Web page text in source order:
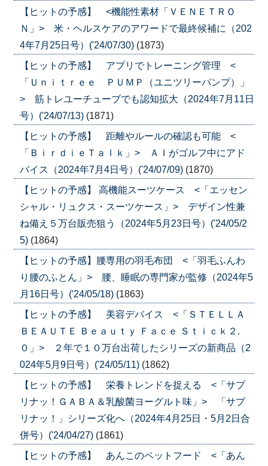
【ヒットの予感】 <機能性素材「ＶＥＮＥＴＲＯ
Ｎ」> 米・ヘルスケアのアワードで最終候補に（202
4年7月25日号）('24/07/30) (1873)
【ヒットの予感】 アプリでトレーニング管理 <
「Ｕｎｉｔｒｅｅ ＰＵＭＰ（ユニツリーパンプ）」
> 筋トレユーチューブでも認知拡大（2024年7月11日
号）('24/07/13) (1871)
【ヒットの予感】 距離やルールの確認も可能 <
「ＢｉｒｄｉｅＴａｌｋ」> ＡＩがゴルフ中にアド
バイス（2024年7月4日号）('24/07/09) (1870)
【ヒットの予感】 高機能スーツケース <「エッセン
シャル・リュクス・スーツケース」> デザイン性兼
ね備え５万台販売狙う（2024年5月23日号）('24/05/2
5) (1864)
【ヒットの予感】腰専用の羽毛布団 <「羽毛ふんわ
り腰のふとん」> 腰、睡眠の専門家が監修（2024年5
月16日号）('24/05/18) (1863)
【ヒットの予感】 美容デバイス <「ＳＴＥＬＬＡ
ＢＥＡＵＴＥ Ｂｅａｕｔｙ Ｆａｃｅ Ｓｔｉｃｋ２.
０」> ２年で１０万台出荷したシリーズの新商品（2
024年5月9日号）('24/05/11) (1862)
【ヒットの予感】 栄養トレンドを捉える <「サプ
リナッ！ＧＡＢＡ＆乳酸菌ヨーグルト味」> 「サプ
リナッ！」シリーズ化へ（2024年4月25日・5月2日合
併号）('24/04/27) (1861)
【ヒットの予感】 あんこのペットフード <「あん